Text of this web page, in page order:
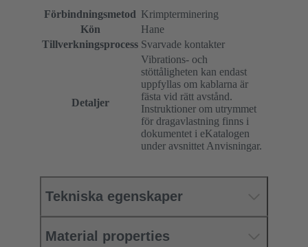
Förbindningsmetod Krimpterminering
Kön
Hane
Tillverkningsprocess Svarvade kontakter
Detaljer
Vibrations- och
stöttåligheten kan endast
uppfyllas om kablarna är
fästa vid rätt avstånd.
Instruktioner om utrymmet
för dragavlastning finns i
dokumentet i eKatalogen
under avsnittet Anvisningar.
Tekniska egenskaper
Material properties